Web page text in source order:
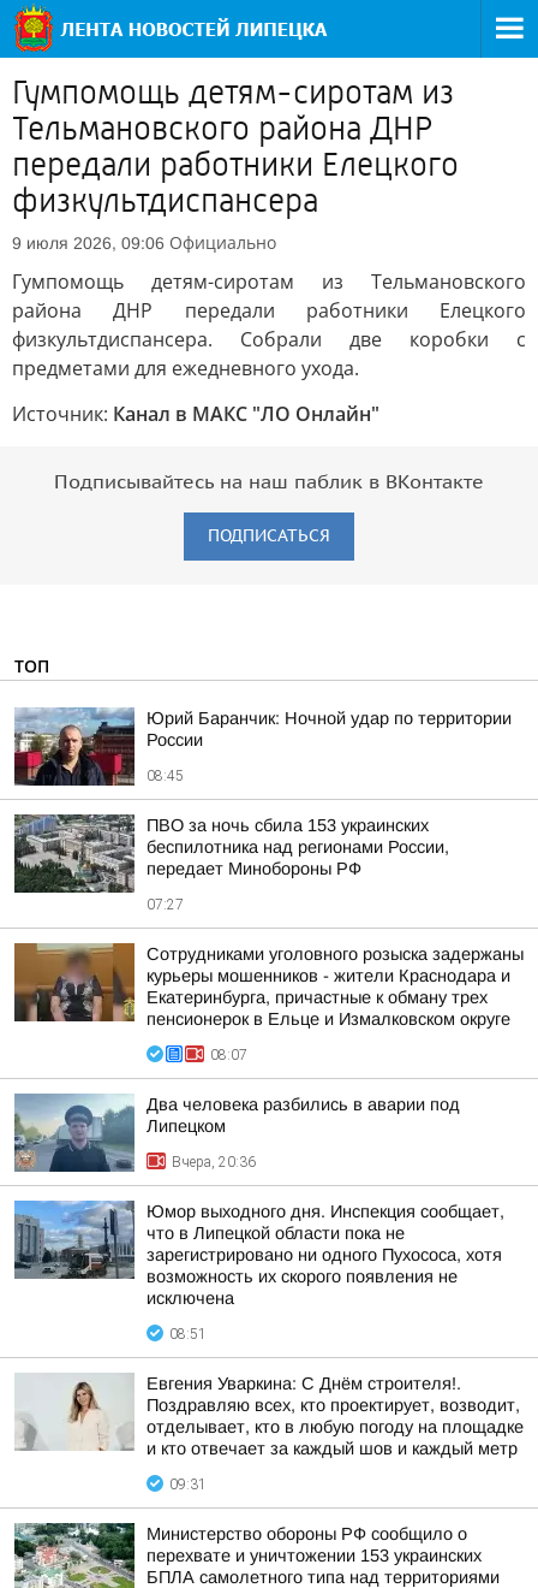
Гумпомощь детям-сиротам из
Тельмановского района ДНР
передали работники Елецкого
физкультдиспансера
9 июля 2026, 09:06 Официально
Гумпомощь детям-сиротам из Тельмановского
района ДНР передали работники Елецкого
физкультдиспансера. Собрали две коробки с
предметами для ежедневного ухода.
Источник: Канал в МАКС "ЛО Онлайн"
Подписывайтесь на наш паблик в ВКонтакте
ПОДПИСАТЬСЯ
ТОП
Юрий Баранчик: Ночной удар по территории
России
08:45
ПВО за ночь сбила 153 украинских
беспилотника над регионами России,
передает Минобороны РФ
07:27
Сотрудниками уголовного розыска задержаны
курьеры мошенников - жители Краснодара и
Екатеринбурга, причастные к обману трех
пенсионерок в Ельце и Измалковском округе
08:07
Два человека разбились в аварии под
Липецком
Вчера, 20:36
Юмор выходного дня. Инспекция сообщает,
что в Липецкой области пока не
зарегистрировано ни одного Пухососа, хотя
возможность их скорого появления не
исключена
08:51
Евгения Уваркина: С Днём строителя!.
Поздравляю всех, кто проектирует, возводит,
отделывает, кто в любую погоду на площадке
и кто отвечает за каждый шов и каждый метр
09:31
Министерство обороны РФ сообщило о
перехвате и уничтожении 153 украинских
БПЛА самолетного типа над территориями